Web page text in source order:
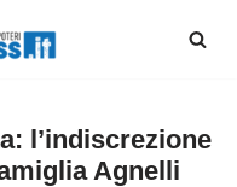
l’indiscrezione
Agnelli